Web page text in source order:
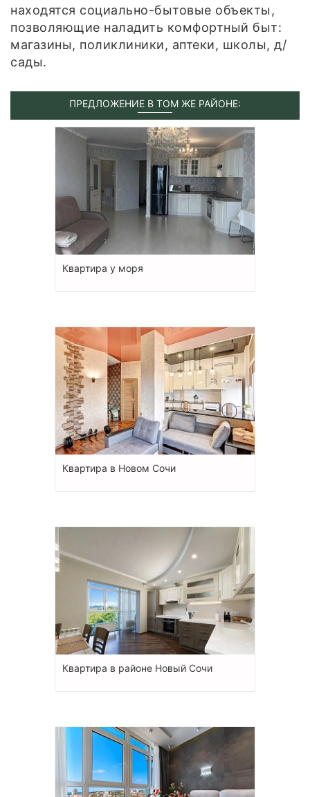
находятся социально-бытовые объекты,
позволяющие наладить комфортный быт:
магазины, поликлиники, аптеки, школы, д/
сады.
ПРЕДЛОЖЕНИЕ В ТОМ ЖЕ РАЙОНЕ:
Квартира у моря
Квартира в Новом Сочи
Квартира в районе Новый Сочи